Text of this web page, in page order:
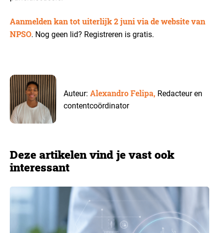
Aanmelden kan tot uiterlijk 2 juni via de website van
NPSO. Nog geen lid? Registreren is gratis.
Auteur:Alexandro Felipa, Redacteur en
contentcoördinator
Deze artikelen vind je vast ook
interessant